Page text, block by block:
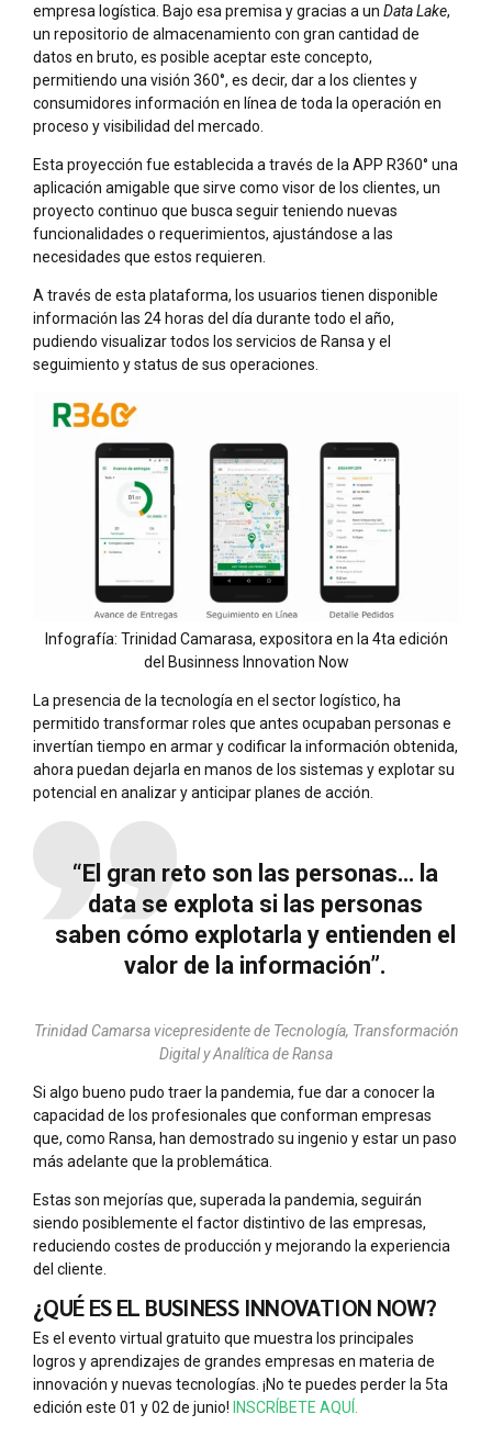
empresa logística. Bajo esa premisa y gracias a un Data Lake,
un repositorio de almacenamiento con gran cantidad de
datos en bruto, es posible aceptar este concepto,
permitiendo una visión 360°, es decir, dar a los clientes y
consumidores información en línea de toda la operación en
proceso y visibilidad del mercado.
Esta proyección fue establecida a través de la APP R360° una
aplicación amigable que sirve como visor de los clientes, un
proyecto continuo que busca seguir teniendo nuevas
funcionalidades o requerimientos, ajustándose a las
necesidades que estos requieren.
A través de esta plataforma, los usuarios tienen disponible
información las 24 horas del día durante todo el año,
pudiendo visualizar todos los servicios de Ransa y el
seguimiento y status de sus operaciones.
Infografía: Trinidad Camarasa, expositora en la 4ta edición
del Businness Innovation Now
La presencia de la tecnología en el sector logístico, ha
permitido transformar roles que antes ocupaban personas e
invertían tiempo en armar y codificar la información obtenida,
ahora puedan dejarla en manos de los sistemas y explotar su
potencial en analizar y anticipar planes de acción.
“El gran reto son las personas… la
data se explota si las personas
saben cómo explotarla y entienden el
valor de la información”.
Trinidad Camarsa vicepresidente de Tecnología, Transformación
Digital y Analítica de Ransa
Si algo bueno pudo traer la pandemia, fue dar a conocer la
capacidad de los profesionales que conforman empresas
que, como Ransa, han demostrado su ingenio y estar un paso
más adelante que la problemática.
Estas son mejorías que, superada la pandemia, seguirán
siendo posiblemente el factor distintivo de las empresas,
reduciendo costes de producción y mejorando la experiencia
del cliente.
¿QUÉ ES EL BUSINESS INNOVATION NOW?
Es el evento virtual gratuito que muestra los principales
logros y aprendizajes de grandes empresas en materia de
innovación y nuevas tecnologías. ¡No te puedes perder la 5ta
edición este 01 y 02 de junio! INSCRÍBETE AQUÍ.